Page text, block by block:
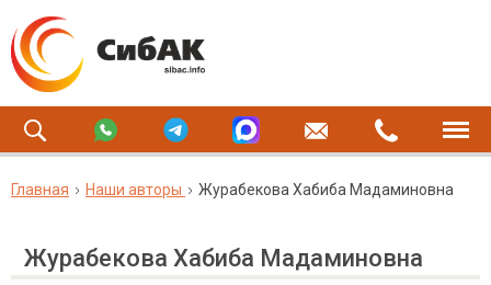
Главная Наши авторы Журабекова Хабиба Мадаминовна
Журабекова Хабиба Мадаминовна